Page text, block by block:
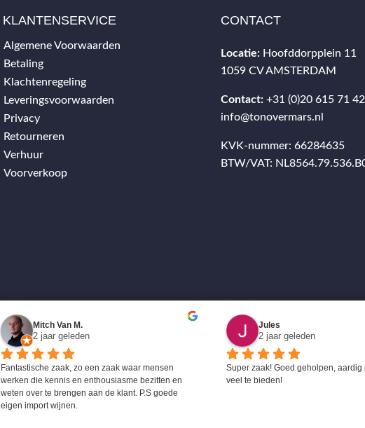
KLANTENSERVICE
Algemene Voorwaarden
Betaling
Klachtenregeling
Leveringsvoorwaarden
Privacy
Retourneren
Verhuur
Voorverkoop
CONTACT
Locatie: Hoofddorpplein 11
1059 CV AMSTERDAM
Contact: +31 (0)20 615 71 42
info@tonovermars.nl
KVK-nummer: 66284635
BTW/VAT:
Mitch Van M.
2 jaar geleden
Fantastische zaak, zo een zaak waar mensen
werken die kennis en enthousiasme bezitten en
weten over te brengen aan de klant. P.S goede
eigen import wijnen.
Jules
2 jaar geleden
Super zaak! Goed geholpen,
veel te bieden!